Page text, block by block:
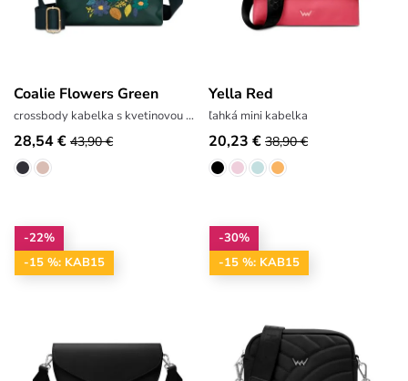
Coalie Flowers Green
crossbody kabelka s kvetinovou výšivkou
28,54 € 43,90 €
Yella Red
ľahká mini kabelka
20,23 € 38,90 €
-22%
-15 %: KAB15
-30%
-15 %: KAB15